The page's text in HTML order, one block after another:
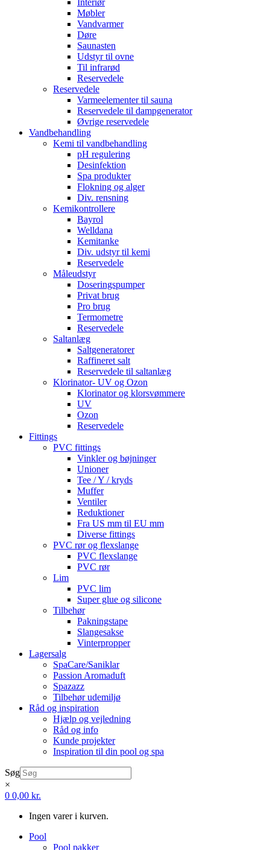
Interiør
Møbler
Vandvarmer
Døre
Saunasten
Udstyr til ovne
Til infrarød
Reservedele
Reservedele
Varmeelementer til sauna
Reservedele til dampgenerator
Øvrige reservedele
Vandbehandling
Kemi til vandbehandling
pH regulering
Desinfektion
Spa produkter
Flokning og alger
Div. rensning
Kemikontrollere
Bayrol
Welldana
Kemitanke
Div. udstyr til kemi
Reservedele
Måleudstyr
Doseringspumper
Privat brug
Pro brug
Termometre
Reservedele
Saltanlæg
Saltgeneratorer
Raffineret salt
Reservedele til saltanlæg
Klorinator- UV og Ozon
Klorinator og klorsvømmere
UV
Ozon
Reservedele
Fittings
PVC fittings
Vinkler og bøjninger
Unioner
Tee / Y / kryds
Muffer
Ventiler
Reduktioner
Fra US mm til EU mm
Diverse fittings
PVC rør og flexslange
PVC flexslange
PVC rør
Lim
PVC lim
Super glue og silicone
Tilbehør
Pakningstape
Slangesakse
Vinterpropper
Lagersalg
SpaCare/Saniklar
Passion Aromaduft
Spazazz
Tilbehør udemiljø
Råd og inspiration
Hjælp og vejledning
Råd og info
Kunde projekter
Inspiration til din pool og spa
Søg
×
0 0,00 kr.
Ingen varer i kurven.
Pool
Pool pakker